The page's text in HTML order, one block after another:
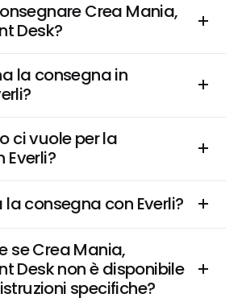
Crea Mania,
Desk?
la consegna in
ci vuole per la
Everli?
consegna con Everli?
se Crea Mania,
Desk non è disponibile
specifiche?